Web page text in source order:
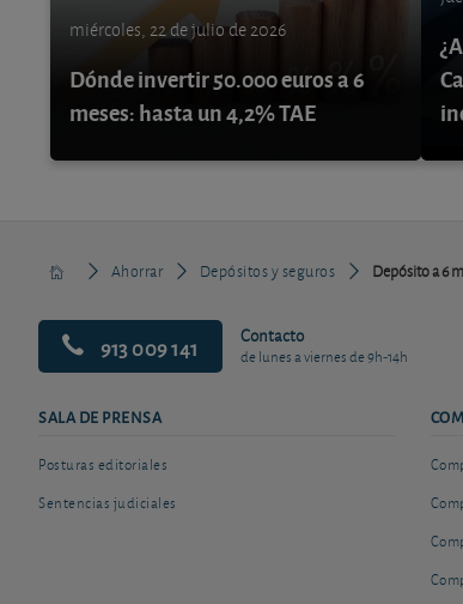
miércoles, 22 de julio de 2026
Dónde invertir 50.000 euros a 6
meses: hasta un 4,2% TAE
Ahorrar Depósitos y seguros Depósito a 6
913 009 141 Contacto
de lunes a viernes de 9h-14h
SALA DE PRENSA
Posturas editoriales
Sentencias judiciales